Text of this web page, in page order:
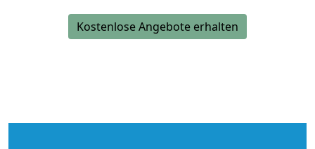
Kostenlose Angebote erhalten